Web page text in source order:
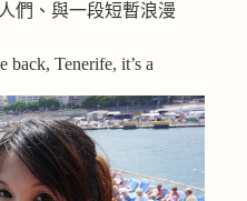
們、與一段短暫浪漫
Tenerife, it’s a